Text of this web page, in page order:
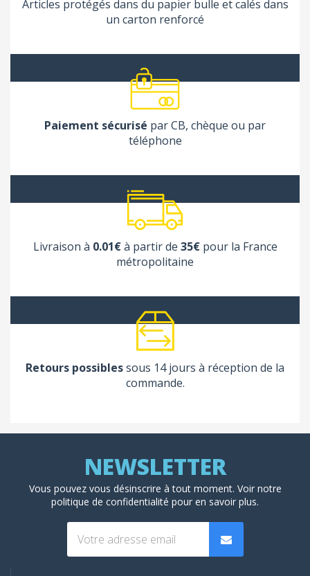
Articles protégés dans du papier bulle et calés dans
un carton renforcé
Paiement sécurisé par CB, chèque ou par
téléphone
Livraison à 0.01€à partir de 35€pour la France
métropolitaine
Retours possiblessous 14 jours à réception de la
commande.
Vous pouvez vous désinscrire à tout moment. Voir notre
politique de confidentialité pour en savoir plus.